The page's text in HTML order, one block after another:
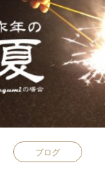
ブログ